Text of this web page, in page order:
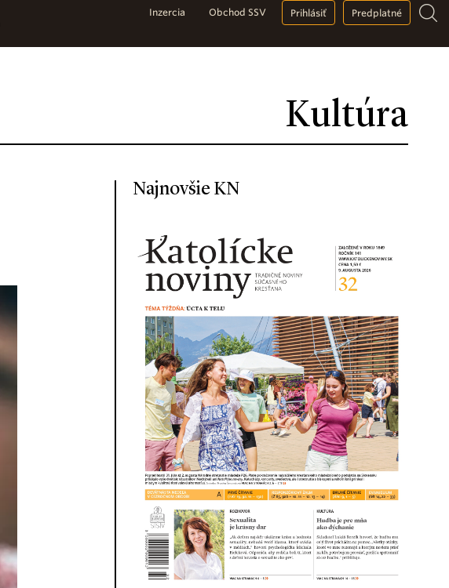
Kultúra
Inzercia Obchod SSV Prihlásiť Predplatné
Najnovšie KN